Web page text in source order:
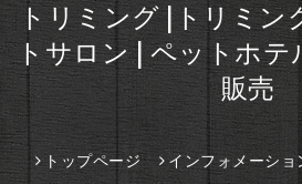
トリミング |トリミン
トサロン | ペットホテ
販売
トップページ インフォメーショ